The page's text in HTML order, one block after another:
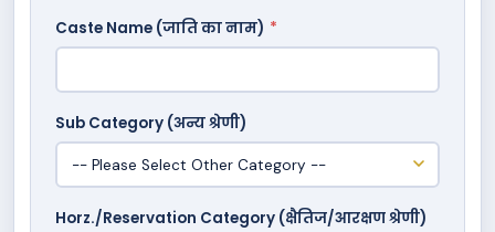
Caste Name (जाति का नाम) *
Sub Category (अन्य श्रेणी)
Horz./Reservation Category (क्षैतिज/आरक्षण श्रेणी)